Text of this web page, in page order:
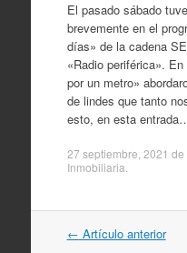
El pasado sábado
brevemente en el
días» de la cadena
«Radio periférica».
por un metro»
de lindes que tanto
esto, en esta
27 septiembre, 2021 de
Inmobiliaria
Navegación
← Artículo anterior